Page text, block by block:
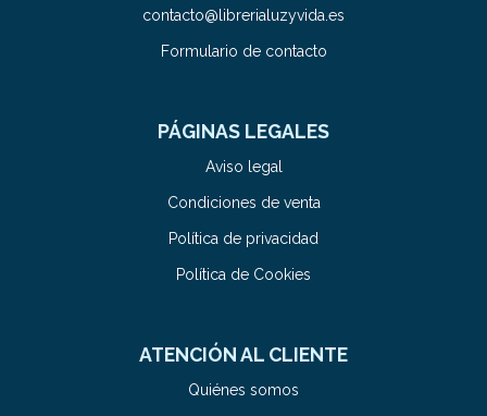
contacto@librerialuzyvida.es
Formulario de contacto
PÁGINAS LEGALES
Aviso legal
Condiciones de venta
Política de privacidad
Política de Cookies
ATENCIÓN AL CLIENTE
Quiénes somos